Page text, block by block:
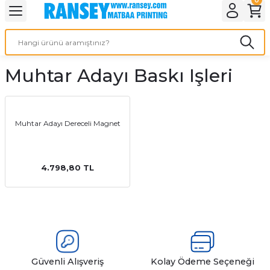
Geri Dön
Geri Dön
Geri Dön
Geri Dön
Ürünleri
Geri Dön
Geri Dön
Geri Dön
Muhtar Adayı Baskı Işleri
Muhtar Adayı Dereceli Magnet
4.798,80 TL
Güvenli Alışveriş Kolay Ödeme Seçeneği